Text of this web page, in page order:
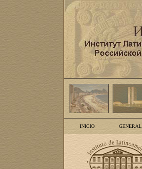
INICIO GENERAL